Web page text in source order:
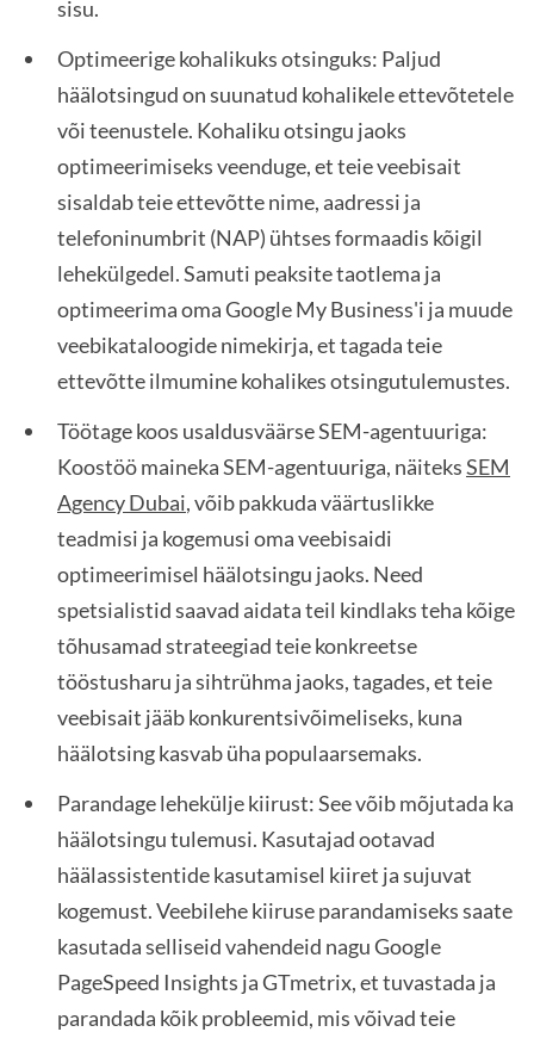
sisu.
Optimeerige kohalikuks otsinguks: Paljud
häälotsingud on suunatud kohalikele ettevõtetele
või teenustele. Kohaliku otsingu jaoks
optimeerimiseks veenduge, et teie veebisait
sisaldab teie ettevõtte nime, aadressi ja
telefoninumbrit (NAP) ühtses formaadis kõigil
lehekülgedel. Samuti peaksite taotlema ja
optimeerima oma Google My Business'i ja muude
veebikataloogide nimekirja, et tagada teie
ettevõtte ilmumine kohalikes otsingutulemustes.
Töötage koos usaldusväärse SEM-agentuuriga:
Koostöö maineka SEM-agentuuriga, näiteksSEM
Agency Dubai, võib pakkuda väärtuslikke
teadmisi ja kogemusi oma veebisaidi
optimeerimisel häälotsingu jaoks. Need
spetsialistid saavad aidata teil kindlaks teha kõige
tõhusamad strateegiad teie konkreetse
tööstusharu ja sihtrühma jaoks, tagades, et teie
veebisait jääb konkurentsivõimeliseks, kuna
häälotsing kasvab üha populaarsemaks.
Parandage lehekülje kiirust: See võib mõjutada ka
häälotsingu tulemusi. Kasutajad ootavad
häälassistentide kasutamisel kiiret ja sujuvat
kogemust. Veebilehe kiiruse parandamiseks saate
kasutada selliseid vahendeid nagu Google
PageSpeed Insights ja GTmetrix, et tuvastada ja
parandada kõik probleemid, mis võivad teie